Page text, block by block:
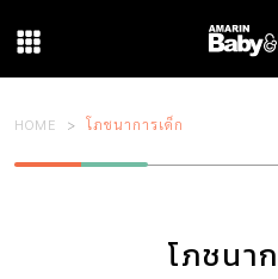
HOME โภชนาการเด็ก
โภชนา